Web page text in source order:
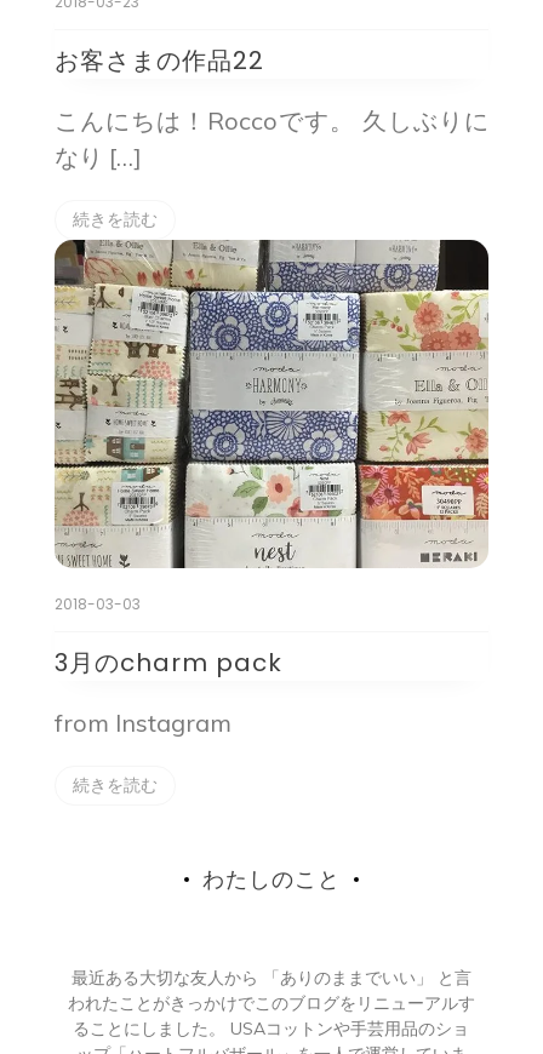
お客さまの作品22
こんにちは！Roccoです。 久しぶりに
なり […]
続きを読む
2018-03-03
3月のcharm pack
from Instagram
続きを読む
わたしのこと
最近ある大切な友人から 「ありのままでいい」 と言
われたことがきっかけでこのブログをリニューアルす
ることにしました。 USAコットンや手芸用品のショ